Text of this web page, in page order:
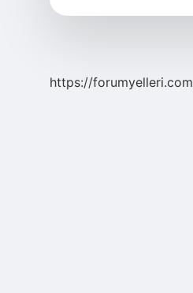
https://forumyelleri.com